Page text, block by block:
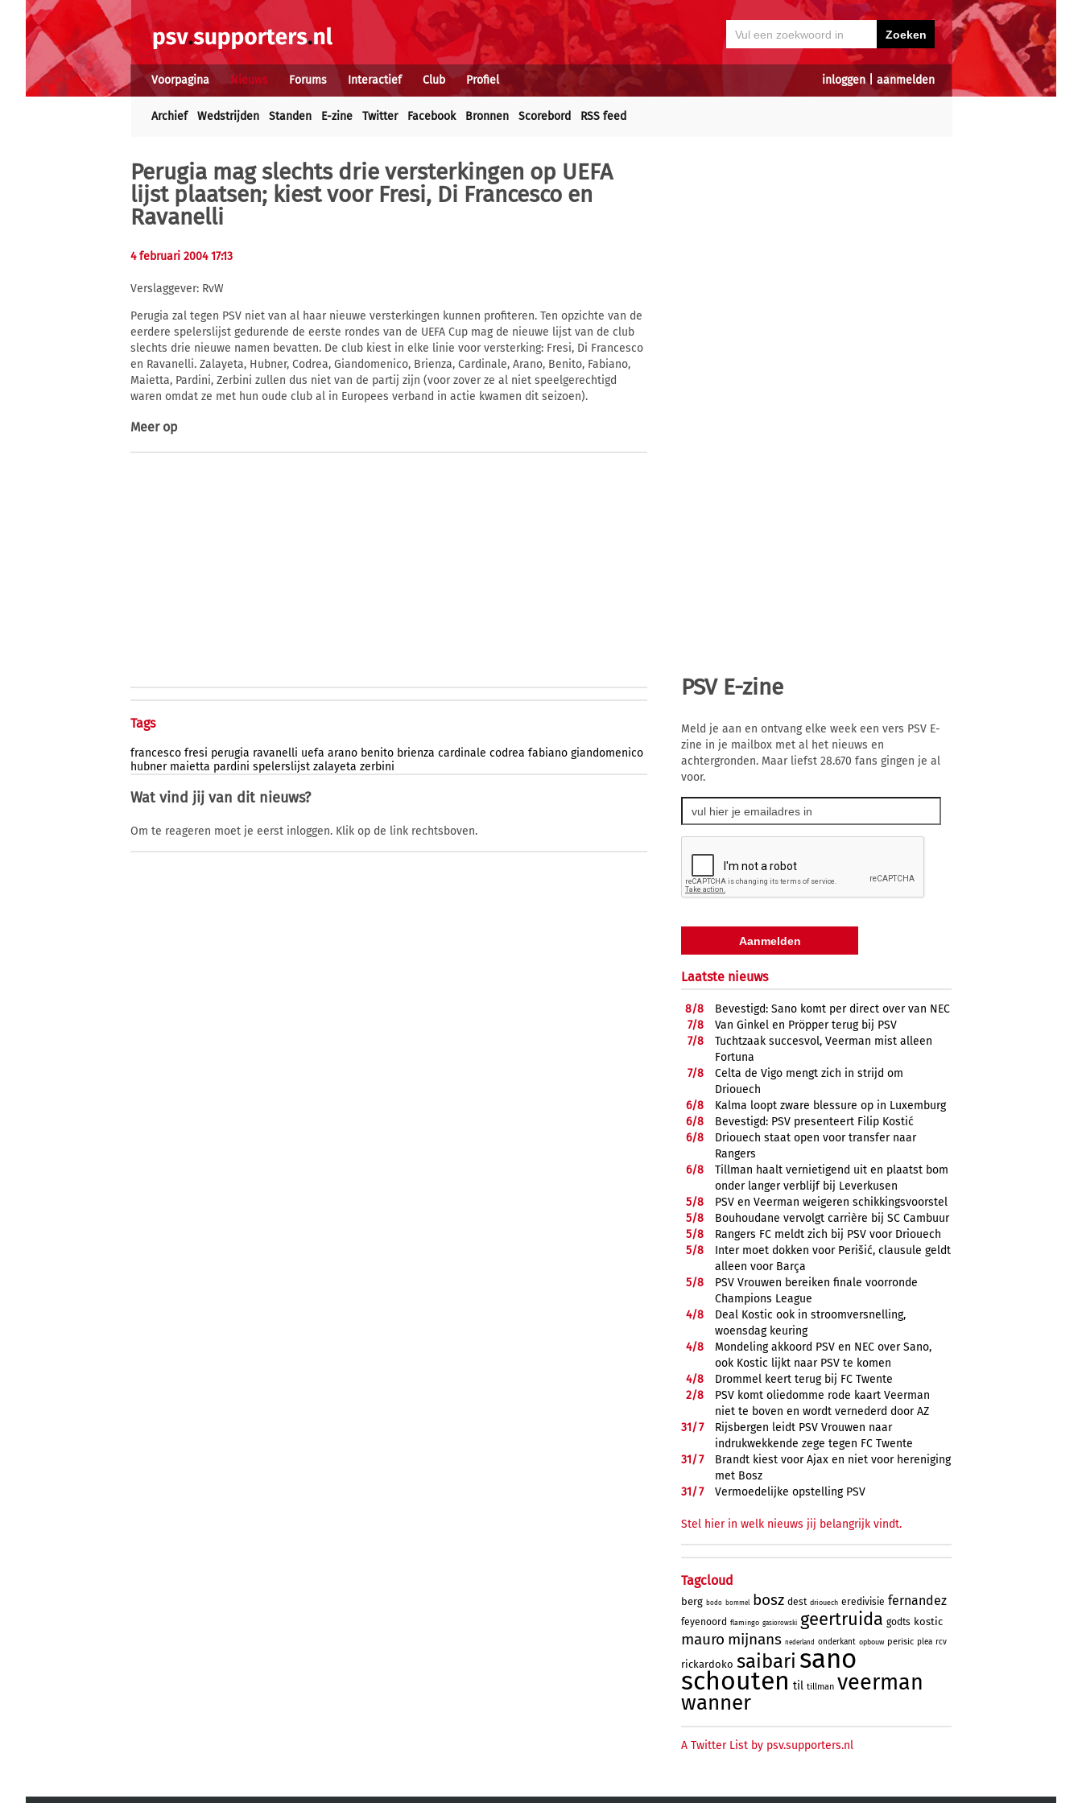
inloggen| aanmelden
Voorpagina Nieuws Forums Interactief Club Profiel
Archief Wedstrijden Standen E-zine Twitter Facebook Bronnen Scorebord RSS feed
Perugia mag slechts drie versterkingen op UEFA
lijst plaatsen; kiest voor Fresi, Di Francesco en
Ravanelli
4 februari 2004 17:13
Verslaggever: RvW
Perugia zal tegen PSV niet van al haar nieuwe versterkingen kunnen profiteren. Ten opzichte van de
eerdere spelerslijst gedurende de eerste rondes van de UEFA Cup mag de nieuwe lijst van de club
slechts drie nieuwe namen bevatten. De club kiest in elke linie voor versterking: Fresi, Di Francesco
en Ravanelli. Zalayeta, Hubner, Codrea, Giandomenico, Brienza, Cardinale, Arano, Benito, Fabiano,
Maietta, Pardini, Zerbini zullen dus niet van de partij zijn (voor zover ze al niet speelgerechtigd
waren omdat ze met hun oude club al in Europees verband in actie kwamen dit seizoen).
Meer op
Tags
francesco fresi perugia ravanelli uefa arano benito brienza cardinale codrea fabiano giandomenico
hubner maietta pardini spelerslijst zalayeta zerbini
Wat vind jij van dit nieuws?
Om te reageren moet je eerst inloggen. Klik op de link rechtsboven.
PSV E-zine
Meld je aan en ontvang elke week een vers PSV E-
zine in je mailbox met al het nieuws en
achtergronden. Maar liefst 28.670 fans gingen je al
voor.
Laatste nieuws
8/8
Bevestigd: Sano komt per direct over van NEC
7/8
Van Ginkel en Pröpper terug bij PSV
7/8
Tuchtzaak succesvol, Veerman mist alleen
Fortuna
7/8
Celta de Vigo mengt zich in strijd om
Driouech
6/8
Kalma loopt zware blessure op in Luxemburg
6/8
Bevestigd: PSV presenteert Filip Kostić
6/8
Driouech staat open voor transfer naar
Rangers
6/8
Tillman haalt vernietigend uit en plaatst bom
onder langer verblijf bij Leverkusen
5/8
PSV en Veerman weigeren schikkingsvoorstel
5/8
Bouhoudane vervolgt carrière bij SC Cambuur
5/8
Rangers FC meldt zich bij PSV voor Driouech
5/8
Inter moet dokken voor Perišić, clausule geldt
alleen voor Barça
5/8
PSV Vrouwen bereiken finale voorronde
Champions League
4/8
Deal Kostic ook in stroomversnelling,
woensdag keuring
4/8
Mondeling akkoord PSV en NEC over Sano,
ook Kostic lijkt naar PSV te komen
4/8
Drommel keert terug bij FC Twente
2/8
PSV komt oliedomme rode kaart Veerman
niet te boven en wordt vernederd door AZ
31/7
Rijsbergen leidt PSV Vrouwen naar
indrukwekkende zege tegen FC Twente
31/7
Brandt kiest voor Ajax en niet voor hereniging
met Bosz
31/7 Vermoedelijke opstelling PSV
Stel hier in welk nieuws jij belangrijk vindt.
Tagcloud
berg bodo bommel bosz dest driouech eredivisie fernandez
feyenoord flamingo gasiorowski geertruida godts kostic
mauro mijnans nederland onderkant opbouw perisic plea rcv
rickardoko saibari sano
schouten til tillman veerman
wanner
A Twitter List by psv.supporters.nl